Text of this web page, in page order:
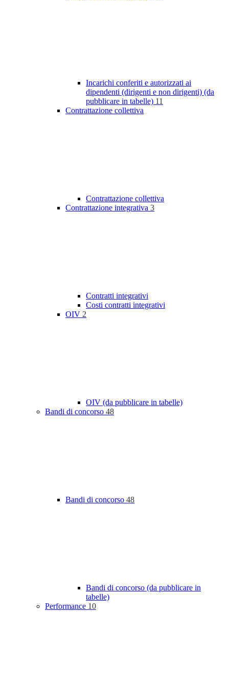
Incarichi conferiti e autorizzati ai
dipendenti (dirigenti e non dirigenti) (da
pubblicare in tabelle) 11
Contrattazione collettiva
Contrattazione collettiva
Contrattazione integrativa 3
Contratti integrativi
Costi contratti integrativi
OIV 2
OIV (da pubblicare in tabelle)
Bandi di concorso 48
Bandi di concorso 48
Bandi di concorso (da pubblicare in
tabelle)
Performance 10